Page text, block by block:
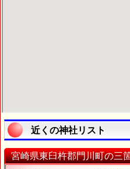
近くの神社リスト
宮崎県東臼杵郡門川町の三